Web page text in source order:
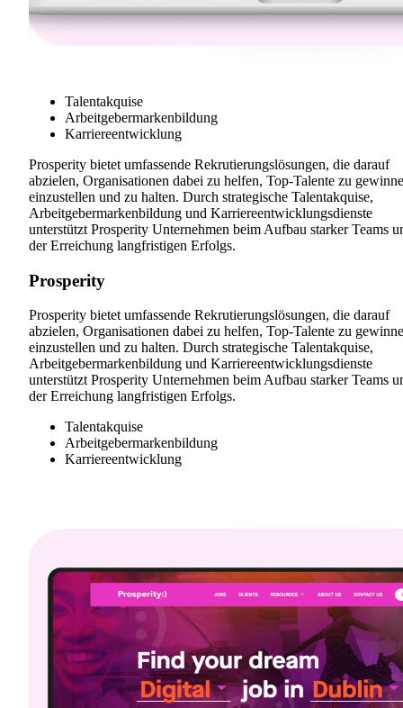
Talentakquise
Arbeitgebermarkenbildung
Karriereentwicklung
Prosperity bietet umfassende Rekrutierungslösungen, die darauf
abzielen, Organisationen dabei zu helfen, Top-Talente zu
einzustellen und zu halten. Durch strategische Talentakquise,
Arbeitgebermarkenbildung und Karriereentwicklungsdienste
unterstützt Prosperity Unternehmen beim Aufbau starker Teams
der Erreichung langfristigen Erfolgs.
Prosperity
Prosperity bietet umfassende Rekrutierungslösungen, die darauf
abzielen, Organisationen dabei zu helfen, Top-Talente zu
einzustellen und zu halten. Durch strategische Talentakquise,
Arbeitgebermarkenbildung und Karriereentwicklungsdienste
unterstützt Prosperity Unternehmen beim Aufbau starker Teams
der Erreichung langfristigen Erfolgs.
Talentakquise
Arbeitgebermarkenbildung
Karriereentwicklung